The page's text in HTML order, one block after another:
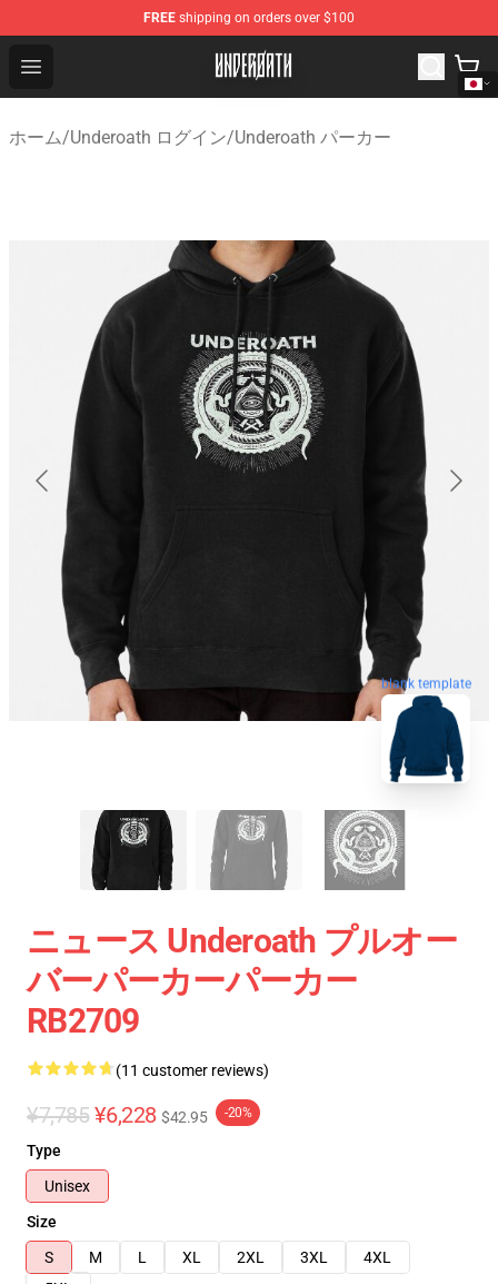
FREE shipping on orders over $100
Open menu
Underoath Store - Official Underoath Merchandise Shop
ホーム/Underoath ログイン/Underoath パーカー
blank template
ニュース Underoath プルオー
バーパーカーパーカー
RB2709
(11 customer reviews)
¥7,785 ¥6,228 $42.95 -20%
Type
Unisex
Size
S
M L XL 2XL 3XL
4XL